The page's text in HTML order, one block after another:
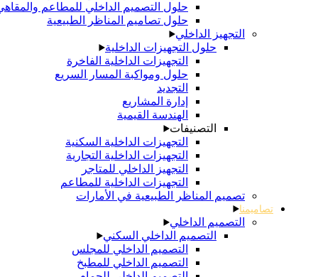
حلول التصميم الداخلي للمطاعم والمقاهي
حلول تصاميم المناظر الطبيعية
التجهيز الداخلي
حلول التجهيزات الداخلية
التجهيزات الداخلية الفاخرة
حلول ومواكبة المسار السريع
التجديد
إدارة المشاريع
الهندسة القيمية
التصنيفات
التجهيزات الداخلية السكنية
التجهيزات الداخلية التجارية
التجهيز الداخلي للمتاجر
التجهيزات الداخلية للمطاعم
تصميم المناظر الطبيعية في الأمارات
تصاميمنا
التصميم الداخلي
التصميم الداخلي السكني
التصميم الداخلي للمجلس
التصميم الداخلي للمطبخ